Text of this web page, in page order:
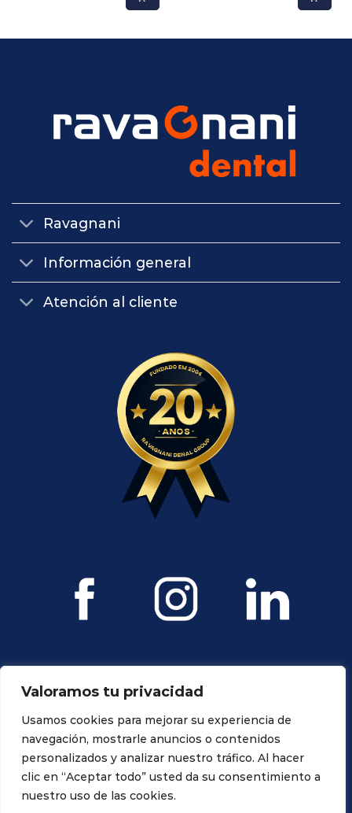
Valoramos tu privacidad
Usamos cookies para mejorar su experiencia de
navegación, mostrarle anuncios o contenidos
personalizados y analizar nuestro tráfico. Al hacer
clic en “Aceptar todo” usted da su consentimiento a
nuestro uso de las cookies.
Ravagnani
Información general
Atención al cliente
Todos los derechos reservados. Propiedad de Ravagnani Dental